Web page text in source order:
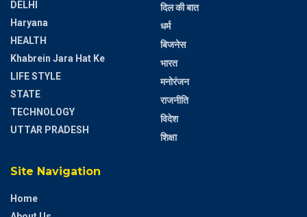
DELHI
Haryana
HEALTH
Khabrein Jara Hat Ke
LIFE STYLE
STATE
TECHNOLOGY
UTTAR PRADESH
दिल की बात
धर्म
बिजनेस
भारत
मनोरंजन
राजनीति
विदेश
शिक्षा
Site Navigation
Home